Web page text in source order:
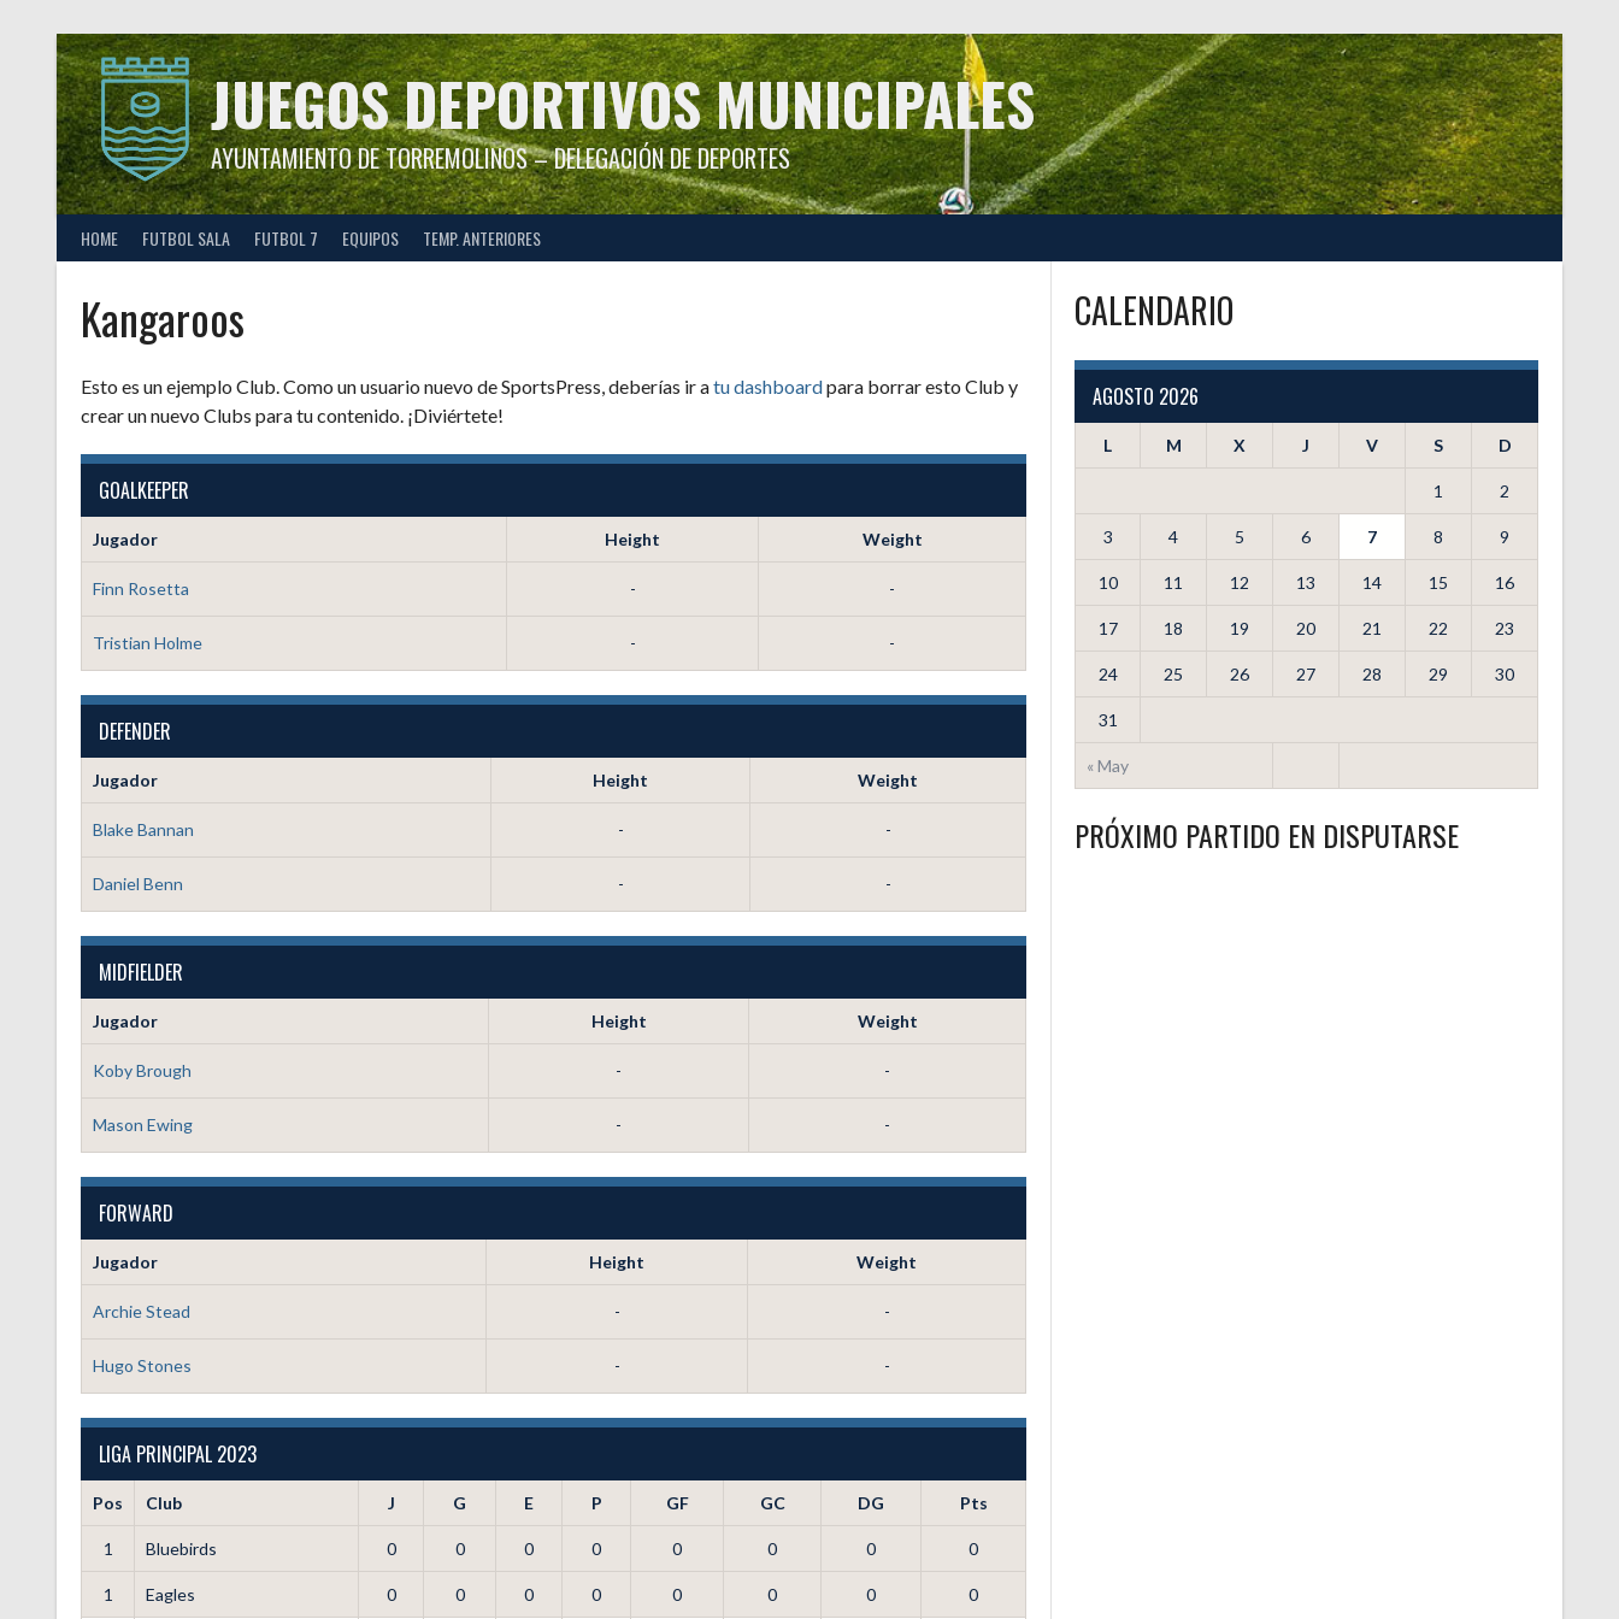
contenido
JUEGOS DEPORTIVOS MUNICIPALES
AYUNTAMIENTO DE TORREMOLINOS – DELEGACIÓN DE DEPORTES
HOME FUTBOL SALA FUTBOL 7 EQUIPOS TEMP. ANTERIORES
Kangaroos
Esto es un ejemplo Club. Como un usuario nuevo de SportsPress, deberías ir atu dashboardpara borrar esto Club y
crear un nuevo Clubs para tu contenido. ¡Diviértete!
GOALKEEPER
Jugador Height Weight
Finn Rosetta - -
Tristian Holme - -
DEFENDER
Jugador Height Weight
Blake Bannan - -
Daniel Benn - -
MIDFIELDER
Jugador Height Weight
Koby Brough - -
Mason Ewing - -
FORWARD
Jugador Height Weight
Archie Stead - -
Hugo Stones - -
LIGA PRINCIPAL 2023
Pos Club J G E P GF GC DG Pts
1 Bluebirds 0 0 0 0 0 0 0 0
1 Eagles 0 0 0 0 0 0 0 0
CALENDARIO
AGOSTO 2026
L M X J V S D
« May
1 2
3 4 5 6 7 8 9
10 11 12 13 14 15 16
17 18 19 20 21 22 23
24 25 26 27 28 29 30
31
PRÓXIMO PARTIDO EN DISPUTARSE